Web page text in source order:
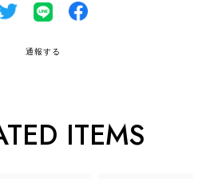
通報する
ITEMS